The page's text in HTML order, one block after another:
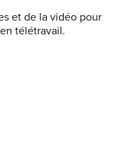
et de la vidéo pour
télétravail.